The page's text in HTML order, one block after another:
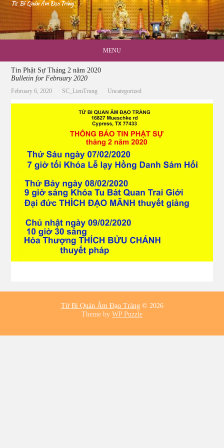
Từ Bi Quán Âm Đạo Tràng
MENU
Tin Phật Sự Tháng 2 năm 2020
Bulletin for February 2020
February 6, 2020 SC_LienTrung Uncategorized
Từ Bi Quán Âm Đạo Tràng© 2026
Theme by WP Puzzle